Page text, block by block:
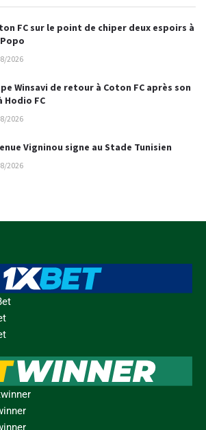
FC sur le point de chiper deux espoirs à
2026
Winsavi de retour à Coton FC après son
Hodio FC
2026
Vigninou signe au Stade Tunisien
2026